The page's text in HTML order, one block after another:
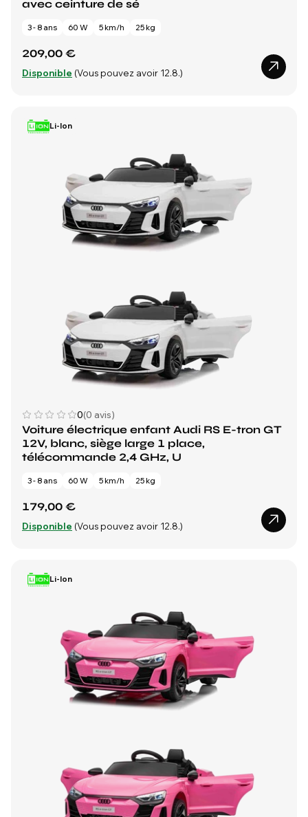
avec ceinture de sé
3 - 8 ans 60 W 5 km/h 25 kg
209,00 €
Disponible (Vous pouvez avoir 12.8.)
Li-Ion
0(0 avis)
Voiture électrique enfant Audi RS E-tron GT
12V, blanc, siège large 1 place,
télécommande 2,4 GHz, U
3 - 8 ans 60 W 5 km/h 25 kg
179,00 €
Disponible (Vous pouvez avoir 12.8.)
Li-Ion